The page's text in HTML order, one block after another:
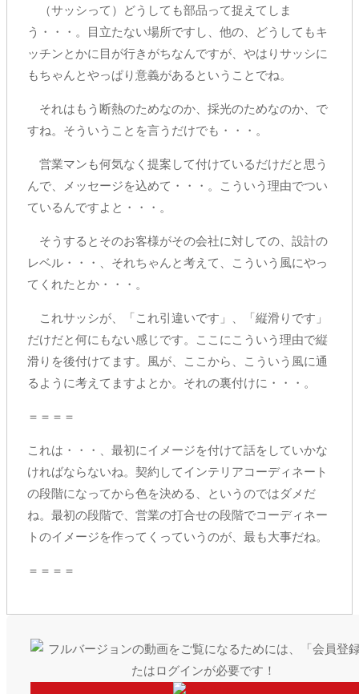
（サッシって）どうしても部品って捉えてしま
う・・・。目立たない場所ですし、他の、どうしてもキ
ッチンとかに目が行きがちなんですが、やはりサッシに
もちゃんとやっぱり意義があるということでね。
それはもう断熱のためなのか、採光のためなのか、で
すね。そういうことを言うだけでも・・・。
営業マンも何気なく提案して付けているだけだと思う
んで、メッセージを込めて・・・。こういう理由でつい
ているんですよと・・・。
そうするとそのお客様がその会社に対しての、設計の
レベル・・・、それちゃんと考えて、こういう風にやっ
てくれたとか・・・。
これサッシが、「これ引違いです」、「縦滑りです」
だけだと何にもない感じです。ここにこういう理由で縦
滑りを後付けてます。風が、ここから、こういう風に通
るように考えてますよとか。それの裏付けに・・・。
＝＝＝＝
これは・・・、最初にイメージを付けて話をしていかな
ければならないね。契約してインテリアコーディネート
の段階になってから色を決める、というのではダメだ
ね。最初の段階で、営業の打合せの段階でコーディネー
トのイメージを作ってくっていうのが、最も大事だね。
＝＝＝＝